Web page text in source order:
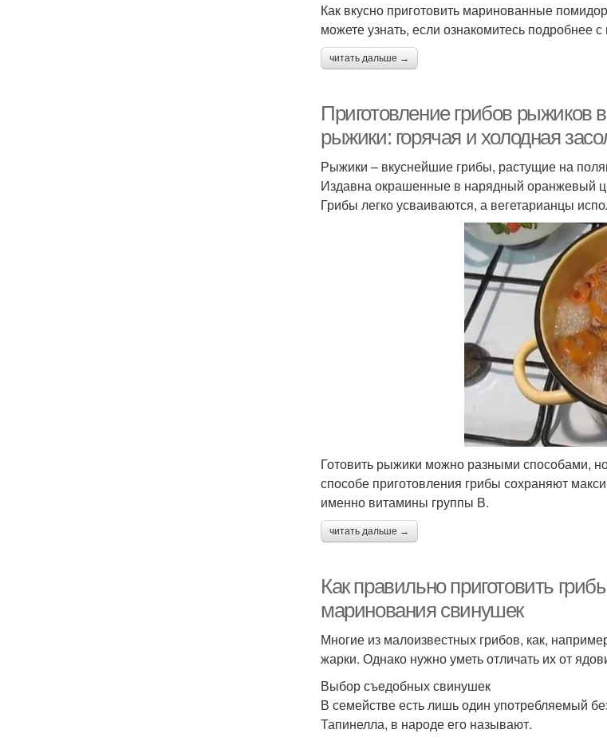
Как вкусно приготовить маринованные
можете узнать, если ознакомитесь подробнее
читать дальше →
Приготовление грибов рыжиков
рыжики: горячая и холодная
Рыжики – вкуснейшие грибы, растущие на
Издавна окрашенные в нарядный оранжевый
Грибы легко усваиваются, а вегетарианцы
Готовить рыжики можно разными способами,
способе приготовления грибы сохраняют
именно витамины группы В.
читать дальше →
Как правильно приготовить
маринования свинушек
Многие из малоизвестных грибов, как,
жарки. Однако нужно уметь отличать их от
Выбор съедобных свинушек
В семействе есть лишь один употребляемый
Тапинелла, в народе его называют.